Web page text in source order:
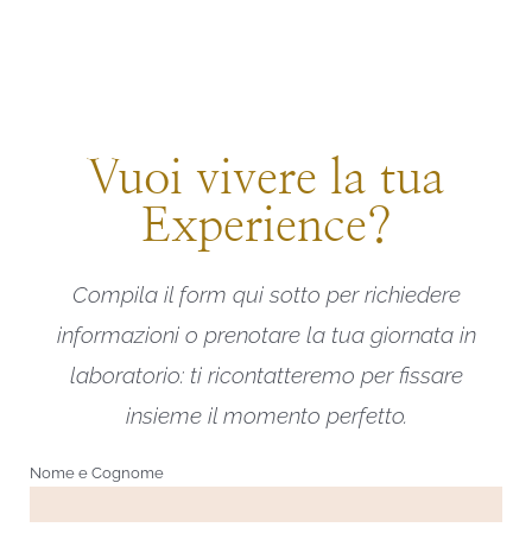
Vuoi vivere la tua
Experience?
Compila il form qui sotto per richiedere
informazioni o prenotare la tua giornata in
laboratorio: ti ricontatteremo per fissare
insieme il momento perfetto.
Nome e Cognome